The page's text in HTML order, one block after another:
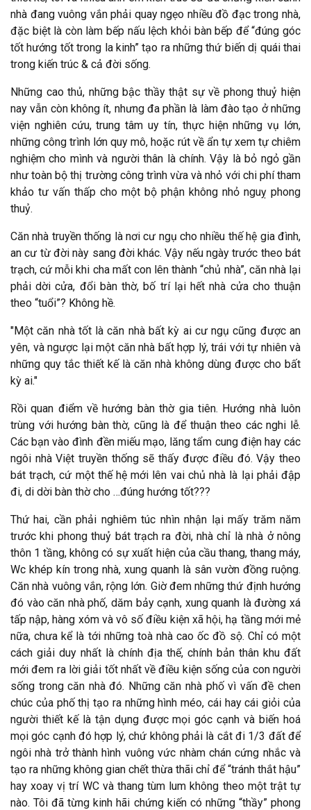
nhà đang vuông vắn phải quay ngẹo nhiều đồ đạc trong nhà,
đặc biệt là còn làm bếp nấu lệch khỏi bàn bếp để “đúng góc
tốt hướng tốt trong la kinh” tạo ra những thứ biến dị quái thai
trong kiến trúc & cả đời sống.
Những cao thủ, những bậc thầy thật sự về phong thuỷ hiện
nay vẫn còn không ít, nhưng đa phần là làm đào tạo ở những
viện nghiên cứu, trung tâm uy tín, thực hiện những vụ lớn,
những công trình lớn quy mô, hoặc rút về ẩn tự xem tự chiêm
nghiệm cho mình và người thân là chính. Vậy là bỏ ngỏ gần
như toàn bộ thị trường công trình vừa và nhỏ với chi phí tham
khảo tư vấn thấp cho một bộ phận không nhỏ nguỵ phong
thuỷ.
Căn nhà truyền thống là nơi cư ngụ cho nhiều thế hệ gia đình,
an cư từ đời này sang đời khác. Vậy nếu ngày trước theo bát
trạch, cứ mỗi khi cha mất con lên thành “chủ nhà”, căn nhà lại
phải dời cửa, đổi bàn thờ, bố trí lại hết nhà cửa cho thuận
theo “tuổi”? Không hề.
"Một căn nhà tốt là căn nhà bất kỳ ai cư ngụ cũng được an
yên, và ngược lại một căn nhà bất hợp lý, trái với tự nhiên và
những quy tắc thiết kế là căn nhà không dùng được cho bất
kỳ ai."
Rồi quan điểm về hướng bàn thờ gia tiên. Hướng nhà luôn
trùng với hướng bàn thờ, cũng là để thuận theo các nghi lễ.
Các bạn vào đình đền miếu mạo, lăng tẩm cung điện hay các
ngôi nhà Việt truyền thống sẽ thấy được điều đó. Vậy theo
bát trạch, cứ một thế hệ mới lên vai chủ nhà là lại phải đập
đi, di dời bàn thờ cho …đúng hướng tốt???
Thứ hai, cần phải nghiêm túc nhìn nhận lại mấy trăm năm
trước khi phong thuỷ bát trạch ra đời, nhà chỉ là nhà ở nông
thôn 1 tầng, không có sự xuất hiện của cầu thang, thang máy,
Wc khép kín trong nhà, xung quanh là sân vườn đồng ruộng.
Căn nhà vuông vắn, rộng lớn. Giờ đem những thứ định hướng
đó vào căn nhà phố, dăm bảy cạnh, xung quanh là đường xá
tấp nập, hàng xóm và vô số điều kiện xã hội, hạ tầng mới mẻ
nữa, chưa kể là tới những toà nhà cao ốc đồ sộ. Chỉ có một
cách giải duy nhất là chính địa thế, chính bản thân khu đất
mới đem ra lời giải tốt nhất về điều kiện sống của con người
sống trong căn nhà đó. Những căn nhà phố vì vấn đề chen
chúc của phố thị tạo ra những hình méo, cái hay cái giỏi của
người thiết kế là tận dụng được mọi góc cạnh và biến hoá
mọi góc cạnh đó hợp lý, chứ không phải là cắt đi 1/3 đất để
ngôi nhà trở thành hình vuông vức nhàm chán cứng nhắc và
tạo ra những không gian chết thừa thãi chỉ để “tránh thắt hậu”
hay xoay vị trí WC và thang tùm lum không theo một trật tự
nào. Tôi đã từng kinh hãi chứng kiến có những “thầy” phong